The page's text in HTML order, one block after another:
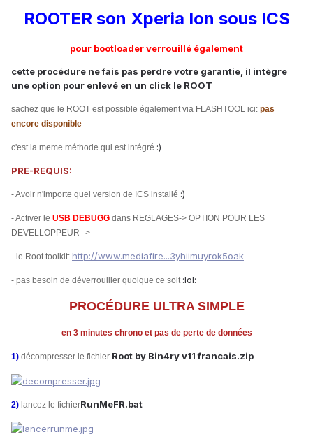
ROOTER son Xperia Ion sous ICS
pour bootloader verrouillé également
cette procédure ne fais pas perdre votre garantie, il intègre
une option pour enlevé en un click le ROOT
sachez que le ROOT est possible également via FLASHTOOL ici: pas
encore disponible
c'est la meme méthode qui est intégré :)
PRE-REQUIS:
- Avoir n'importe quel version de ICS installé :)
- Activer le USB DEBUGG dans REGLAGES-> OPTION POUR LES
DEVELLOPPEUR-->
- le Root toolkit: http://www.mediafire...3yhiimuyrok5oak
- pas besoin de déverrouiller quoique ce soit :lol:
PROCÉDUREULTRA SIMPLE
en 3 minutes chrono et pas de perte de données
1) décompresser le fichier Root by Bin4ry v11 francais.zip
2) lancez le fichierRunMeFR.bat